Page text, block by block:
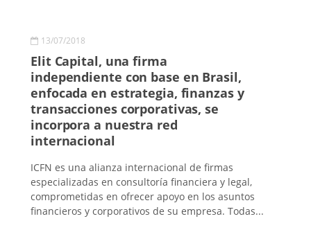
13/07/2018
Elit Capital, una firma
independiente con base en Brasil,
enfocada en estrategia, finanzas y
transacciones corporativas, se
incorpora a nuestra red
internacional
ICFN es una alianza internacional de firmas
especializadas en consultoría financiera y legal,
comprometidas en ofrecer apoyo en los asuntos
financieros y corporativos de su empresa. Todas...